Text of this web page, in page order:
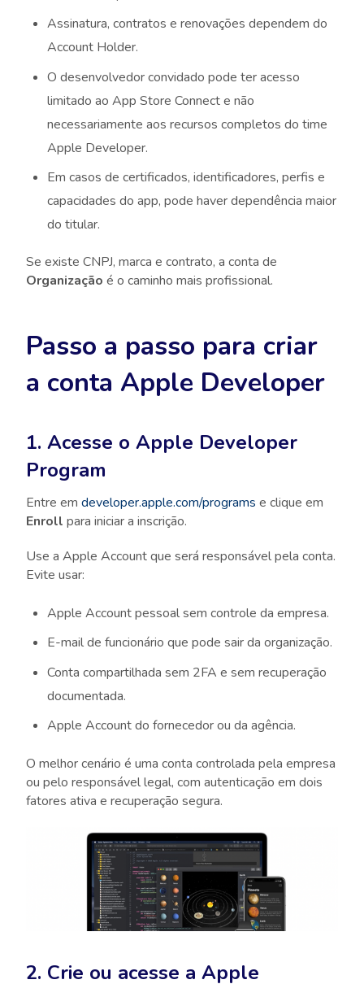
Assinatura, contratos e renovações dependem do
Account Holder.
O desenvolvedor convidado pode ter acesso
limitado ao App Store Connect e não
necessariamente aos recursos completos do time
Apple Developer.
Em casos de certificados, identificadores, perfis e
capacidades do app, pode haver dependência maior
do titular.
Se existe CNPJ, marca e contrato, a conta de
Organização é o caminho mais profissional.
Passo a passo para criar
a conta Apple Developer
1. Acesse o Apple Developer
Program
Entre em developer.apple.com/programs e clique em
Enroll para iniciar a inscrição.
Use a Apple Account que será responsável pela conta.
Evite usar:
Apple Account pessoal sem controle da empresa.
E-mail de funcionário que pode sair da organização.
Conta compartilhada sem 2FA e sem recuperação
documentada.
Apple Account do fornecedor ou da agência.
O melhor cenário é uma conta controlada pela empresa
ou pelo responsável legal, com autenticação em dois
fatores ativa e recuperação segura.
2. Crie ou acesse a Apple